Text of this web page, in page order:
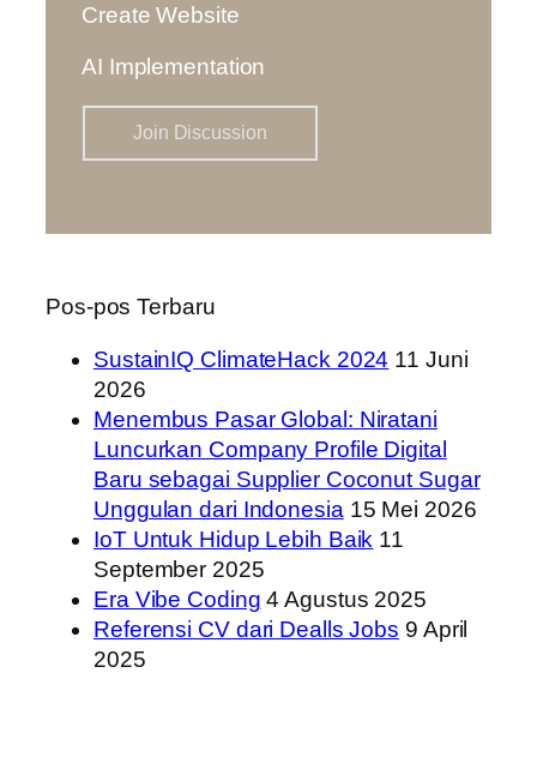
Create Website
AI Implementation
Join Discussion
Pos-pos Terbaru
SustainIQ ClimateHack 2024 11 Juni
2026
Menembus Pasar Global: Niratani
Luncurkan Company Profile Digital
Baru sebagai Supplier Coconut Sugar
Unggulan dari Indonesia 15 Mei 2026
IoT Untuk Hidup Lebih Baik 11
September 2025
Era Vibe Coding 4 Agustus 2025
Referensi CV dari Dealls Jobs 9 April
2025